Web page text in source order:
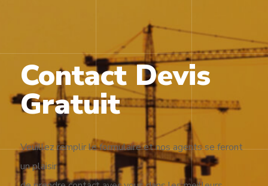
Contact Devis
Gratuit
Veuillez remplir le formulaire et nos agents se feront
un plaisir